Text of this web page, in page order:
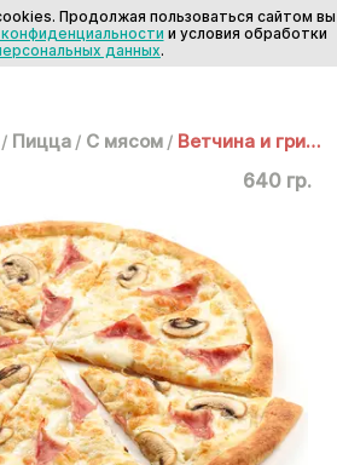
/ Пицца / С мясом / Ветчина и грибы 30 см
640 гр.
Продолжая пользоваться сайтом вы
и условия обработки
данных.